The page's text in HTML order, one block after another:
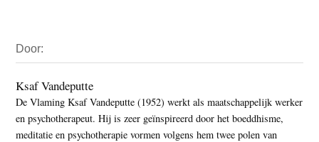
Sidebar
Door:
Ksaf Vandeputte
De Vlaming Ksaf Vandeputte (1952) werkt als maatschappelijk werker
en psychotherapeut. Hij is zeer geïnspireerd door het boeddhisme,
meditatie en psychotherapie vormen volgens hem twee polen van